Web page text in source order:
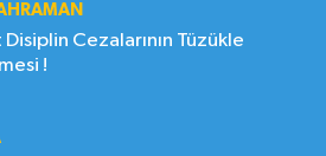
Cezalarının Tüzükle
!